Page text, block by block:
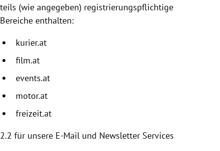
teils (wie angegeben) registrierungspflichtige
Bereiche enthalten:
kurier.at
film.at
events.at
motor.at
freizeit.at
2.2 für unsere E-Mail und Newsletter Services